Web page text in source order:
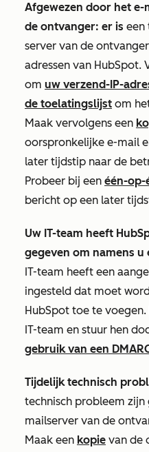
Afgewezen door het
de ontvanger: er is een
server van de
adressen van HubSpot.
om uw verzend-IP-
de toelatingslijst om
Maak vervolgens een
oorspronkelijke e-mail
later tijdstip naar de
Probeer bij een één-op-
bericht op een later
Uw IT-team heeft
gegeven om namens
IT-team heeft een
ingesteld dat moet
HubSpot toe te
IT-team en stuur hen
gebruik van een
Tijdelijk technisch
technisch probleem zijn
mailserver van de
Maak een kopie van de